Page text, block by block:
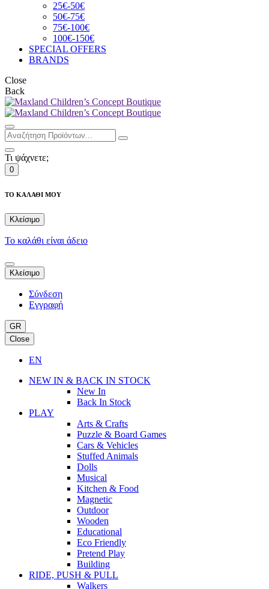
25€-50€
50€-75€
75€-100€
100€-150€
SPECIAL OFFERS
BRANDS
Close
Back
Τι ψάχνετε;
0
ΤΟ ΚΑΛΑΘΙ ΜΟΥ
Κλείσιμο
Το καλάθι είναι άδειο
Κλείσιμο
Σύνδεση
Εγγραφή
GR
Close
EN
NEW IN & BACK IN STOCK
New In
Back In Stock
PLAY
Arts & Crafts
Puzzle & Board Games
Cars & Vehicles
Stuffed Animals
Dolls
Musical
Kitchen & Food
Magnetic
Outdoor
Wooden
Educational
Eco Friendly
Pretend Play
Building
RIDE, PUSH & PULL
Walkers